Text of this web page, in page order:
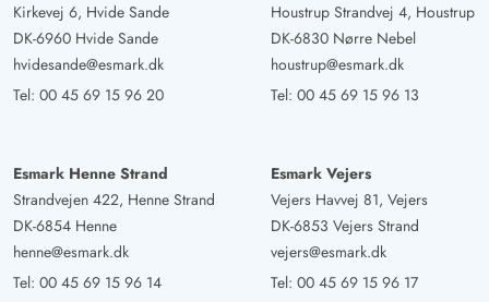
Kirkevej 6, Hvide Sande
DK-6960 Hvide Sande
hvidesande@esmark.dk
Tel: 00 45 69 15 96 20
Houstrup Strandvej 4, Houstrup
DK-6830 Nørre Nebel
houstrup@esmark.dk
Tel: 00 45 69 15 96 13
Esmark Henne Strand
Strandvejen 422, Henne Strand
DK-6854 Henne
henne@esmark.dk
Tel: 00 45 69 15 96 14
Esmark Vejers
Vejers Havvej 81, Vejers
DK-6853 Vejers Strand
vejers@esmark.dk
Tel: 00 45 69 15 96 17